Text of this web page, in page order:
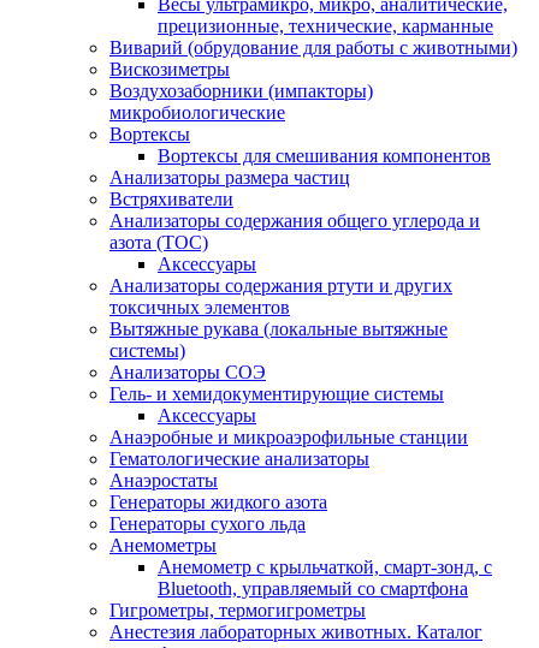
Весы ультрамикро, микро, аналитические,
прецизионные, технические, карманные
Виварий (обрудование для работы с животными)
Вискозиметры
Воздухозаборники (импакторы)
микробиологические
Вортексы
Вортексы для смешивания компонентов
Анализаторы размера частиц
Встряхиватели
Анализаторы содержания общего углерода и
азота (ТОС)
Аксессуары
Анализаторы содержания ртути и других
токсичных элементов
Вытяжные рукава (локальные вытяжные
системы)
Анализаторы СОЭ
Гель- и хемидокументирующие системы
Аксессуары
Анаэробные и микроаэрофильные станции
Гематологические анализаторы
Анаэростаты
Генераторы жидкого азота
Генераторы сухого льда
Анемометры
Анемометр с крыльчаткой, смарт-зонд, с
Bluetooth, управляемый со смартфона
Гигрометры, термогигрометры
Анестезия лабораторных животных. Каталог